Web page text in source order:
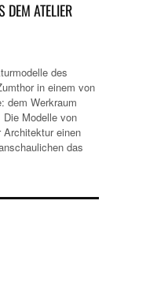
DEM ATELIER
des
in einem von
dem Werkraum
Die Modelle von
Architektur einen
das